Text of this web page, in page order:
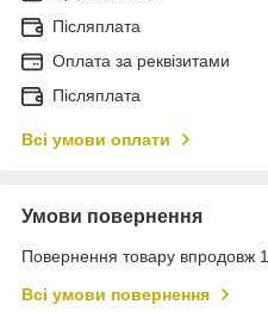
Післяплата
Оплата за реквізитами
Післяплата
Всі умови оплати
Умови повернення
Повернення товару впродовж
Всі умови повернення